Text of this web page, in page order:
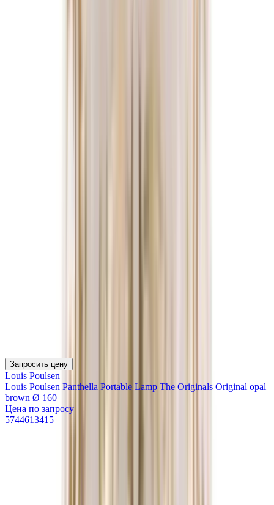
Запросить цену
Louis Poulsen
Louis Poulsen Panthella Portable Lamp The Originals Original opal
brown Ø 160
Цена по запросу
5744613415